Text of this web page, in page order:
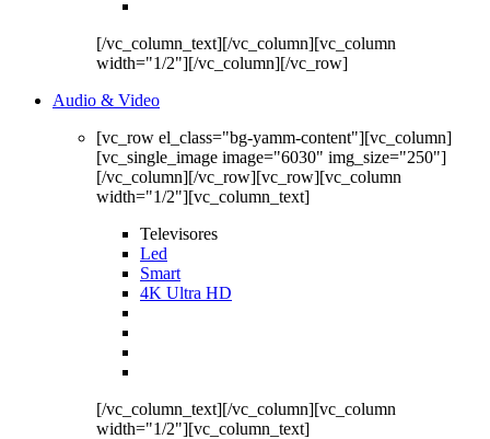
[/vc_column_text][/vc_column][vc_column
width="1/2"][/vc_column][/vc_row]
Audio & Video
[vc_row el_class="bg-yamm-content"][vc_column]
[vc_single_image image="6030" img_size="250"]
[/vc_column][/vc_row][vc_row][vc_column
width="1/2"][vc_column_text]
Televisores
Led
Smart
4K Ultra HD
[/vc_column_text][/vc_column][vc_column
width="1/2"][vc_column_text]